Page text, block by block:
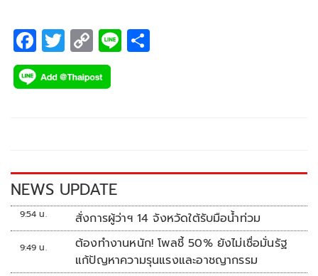
F
ac
e
k
T
wi
tt
C
o
p
k
Li
NEWS UPDATE
9:54 น. สั่งการผู้ว่าฯ 14 จังหวัดใต้รับมือน้ำท่วม
9:49 น.
ต้องทำงานหนัก! โพลชี้ 50% ยังไม่เชื่อมั่นรัฐ
แก้ปัญหาความรุนแรงและอาชญากรรม